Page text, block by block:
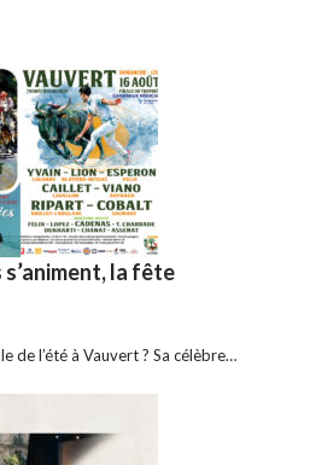
la fête
de l’été à Vauvert ? Sa célèbre…